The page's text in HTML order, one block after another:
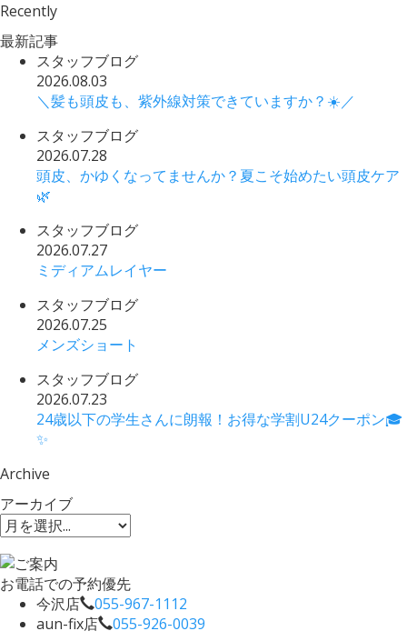
Recently
最新記事
スタッフブログ
2026.08.03
＼髪も頭皮も、紫外線対策できていますか？☀️／
スタッフブログ
2026.07.28
頭皮、かゆくなってませんか？夏こそ始めたい頭皮ケア
🌿
スタッフブログ
2026.07.27
ミディアムレイヤー
スタッフブログ
2026.07.25
メンズショート
スタッフブログ
2026.07.23
24歳以下の学生さんに朗報！お得な学割U24クーポン🎓
✨
Archive
アーカイブ
お電話での予約優先
今沢店
055-967-1112
aun-fix店
055-926-0039